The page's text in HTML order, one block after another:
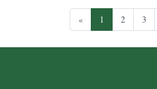
« 1 2 3